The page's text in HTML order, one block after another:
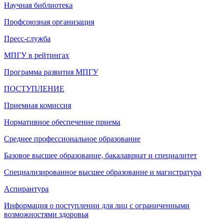
Научная библиотека
Профсоюзная организация
Пресс-служба
МПГУ в рейтингах
Программа развития МПГУ
ПОСТУПЛЕНИЕ
Приемная комиссия
Нормативное обеспечение приема
Среднее профессиональное образование
Базовое высшее образование, бакалавриат и специалитет
Специализированное высшее образование и магистратура
Аспирантура
Информация о поступлении для лиц с ограниченными
возможностями здоровья